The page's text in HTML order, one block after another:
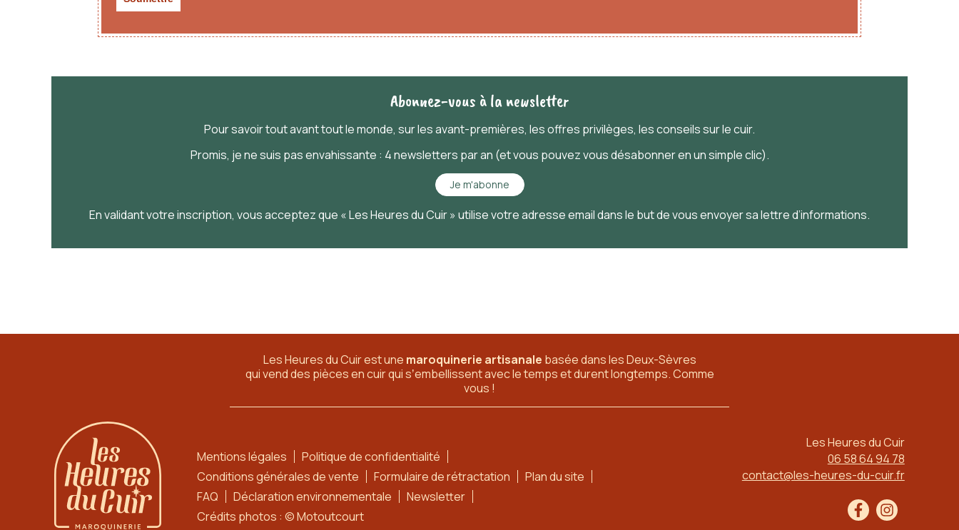
Abonnez-vous à la newsletter
Pour savoirtoutavanttoutle monde, sur les avant-premières, les offres privilèges, les conseils sur le cuir.
Promis, je ne suis pas envahissante : 4 newsletters par an (et vous pouvez vous désabonner en un simple clic).
Je m'abonne
En validant votre inscription, vous acceptez que « Les Heures du Cuir » utilise votre adresse email dans le but de vous envoyer sa lettre d’informations.
Les Heures du Cuir est une maroquinerie artisanale basée dans les Deux-Sèvres
qui vend des pièces en cuir qui sʼembellissent avec le temps et durent longtemps. Comme
vous !
Mentions légales
Politique de confidentialité
Conditions générales de vente
Formulaire de rétractation
Plan du site
FAQ
Déclaration environnementale
Newsletter
Crédits photos : © Motoutcourt
Les Heures du Cuir
06 58 64 94 78
contact@les-heures-du-cuir.fr
FacebookInstagram